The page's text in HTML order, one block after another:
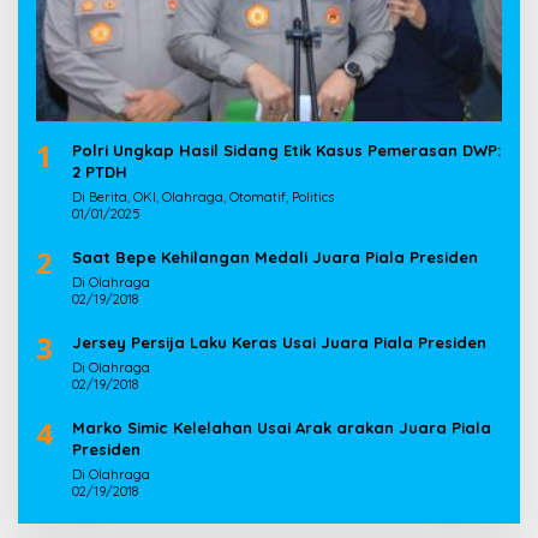
1
Polri Ungkap Hasil Sidang Etik Kasus Pemerasan DWP:
2 PTDH
Di Berita, OKI, Olahraga, Otomatif, Politics
01/01/2025
2 Saat Bepe Kehilangan Medali Juara Piala Presiden
Di Olahraga
02/19/2018
3 Jersey Persija Laku Keras Usai Juara Piala Presiden
Di Olahraga
02/19/2018
4
Marko Simic Kelelahan Usai Arak arakan Juara Piala
Presiden
Di Olahraga
02/19/2018